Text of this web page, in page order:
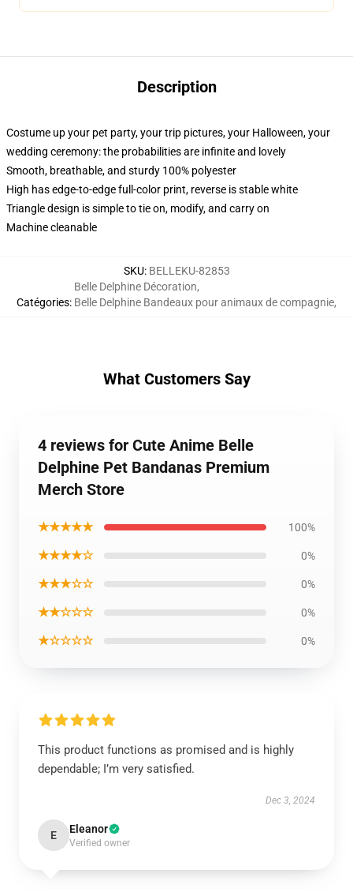
Description
Costume up your pet party, your trip pictures, your Halloween, your
wedding ceremony: the probabilities are infinite and lovely
Smooth, breathable, and sturdy 100% polyester
High has edge-to-edge full-color print, reverse is stable white
Triangle design is simple to tie on, modify, and carry on
Machine cleanable
SKU: BELLEKU-82853
Catégories:
Belle Delphine Décoration,
Belle Delphine Bandeaux pour animaux de compagnie,
What Customers Say
4 reviews for Cute Anime Belle
Delphine Pet Bandanas Premium
Merch Store
★★★★★ 100%
★★★★☆ 0%
★★★☆☆ 0%
★★☆☆☆ 0%
★☆☆☆☆ 0%
This product functions as promised and is highly
dependable; I’m very satisfied.
Dec 3, 2024
E Eleanor
Verified owner